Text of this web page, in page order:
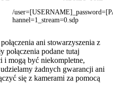
/
hannel=1_stream=0.sdp
ani stowarzyszenia z
połączenia podane tutaj
i mogą być niekompletne,
żadnych gwarancji ani
się z kamerami za pomocą